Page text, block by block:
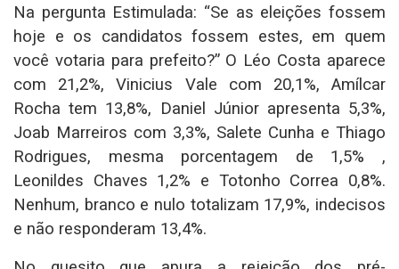
Na pergunta Estimulada: “Se as eleições fossem
hoje e os candidatos fossem estes, em quem
você votaria para prefeito?” O Léo Costa aparece
com 21,2%, Vinicius Vale com 20,1%, Amílcar
Rocha tem 13,8%, Daniel Júnior apresenta 5,3%,
Joab Marreiros com 3,3%, Salete Cunha e Thiago
Rodrigues, mesma porcentagem de 1,5% ,
Leonildes Chaves 1,2% e Totonho Correa 0,8%.
Nenhum, branco e nulo totalizam 17,9%, indecisos
e não responderam 13,4%.